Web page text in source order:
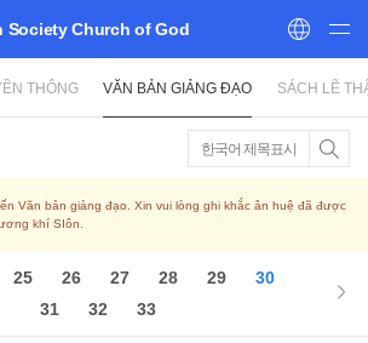
Society Church of God
THÔNG VĂN BẢN GIẢNG ĐẠO SÁCH LẼ
한국어 제목표시
Văn bản giảng đạo. Xin vui lòng ghi khắc ân huệ đã được
khí SIôn.
25 26 27 28 29
30
31
32 33